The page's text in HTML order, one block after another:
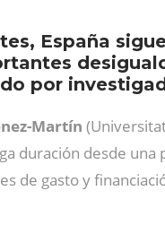
España
por
Martín
duración desde una
de gasto y